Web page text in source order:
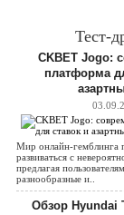
Тест-
CKBET Jogo:
платформа
Мир онлайн-гемблинга
развиваться с
предлагая
разнообразные и..
Обзор Hyundai